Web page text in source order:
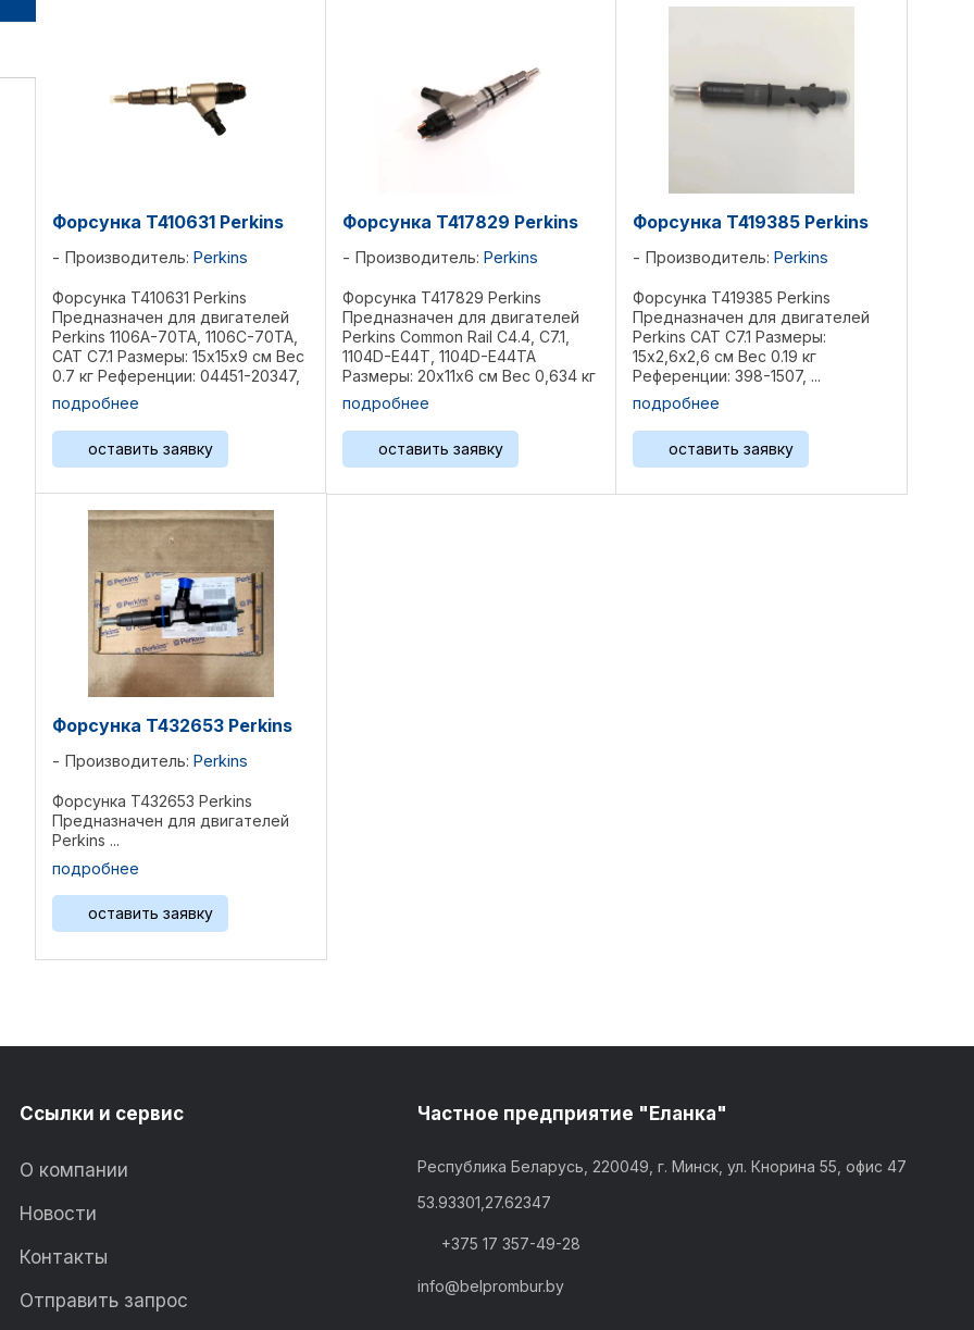
Форсунка T410631 Perkins
Производитель: Perkins
Форсунка T410631 Perkins
Предназначен для двигателей
Perkins 1106A-70TA, 1106C-70TA,
CAT C7.1 Размеры: 15х15х9 см Вес
0.7 кг Референции: 04451-20347,
04451-20348, ...
подробнее
оставить заявку
Форсунка T417829 Perkins
Производитель: Perkins
Форсунка T417829 Perkins
Предназначен для двигателей
Perkins Common Rail C4.4, C7.1,
1104D-E44T, 1104D-E44TA
Размеры: 20х11х6 см Вес 0,634 кг
Референции: 449-3315,
0445120399, ...
подробнее
оставить заявку
Форсунка T419385 Perkins
Производитель: Perkins
Форсунка T419385 Perkins
Предназначен для двигателей
Perkins CAT C7.1 Размеры:
15х2,6х2,6 см Вес 0.19 кг
Референции: 398-1507, ...
подробнее
оставить заявку
Форсунка T432653 Perkins
Производитель: Perkins
Форсунка T432653 Perkins
Предназначен для двигателей
Perkins ...
подробнее
оставить заявку
Ссылки и сервис
О компании
Новости
Контакты
Отправить запрос
Частное предприятие "Еланка"
Республика Беларусь, 220049, г. Минск, ул. Кнорина 55, офис 47
53.93301,27.62347
+375 17 357-49-28
info@belprombur.by